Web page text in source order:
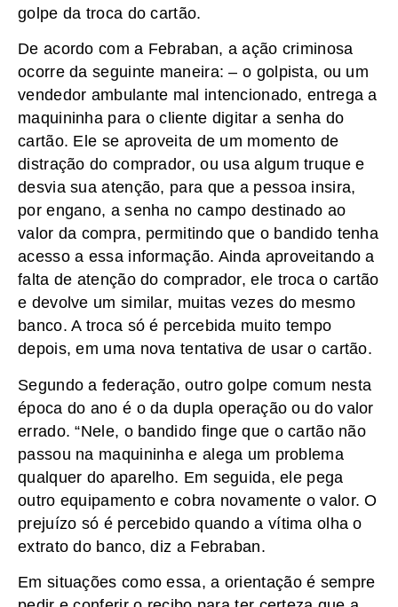
golpe da troca do cartão.
De acordo com a Febraban, a ação criminosa
ocorre da seguinte maneira: – o golpista, ou um
vendedor ambulante mal intencionado, entrega a
maquininha para o cliente digitar a senha do
cartão. Ele se aproveita de um momento de
distração do comprador, ou usa algum truque e
desvia sua atenção, para que a pessoa insira,
por engano, a senha no campo destinado ao
valor da compra, permitindo que o bandido tenha
acesso a essa informação. Ainda aproveitando a
falta de atenção do comprador, ele troca o cartão
e devolve um similar, muitas vezes do mesmo
banco. A troca só é percebida muito tempo
depois, em uma nova tentativa de usar o cartão.
Segundo a federação, outro golpe comum nesta
época do ano é o da dupla operação ou do valor
errado. “Nele, o bandido finge que o cartão não
passou na maquininha e alega um problema
qualquer do aparelho. Em seguida, ele pega
outro equipamento e cobra novamente o valor. O
prejuízo só é percebido quando a vítima olha o
extrato do banco, diz a Febraban.
Em situações como essa, a orientação é sempre